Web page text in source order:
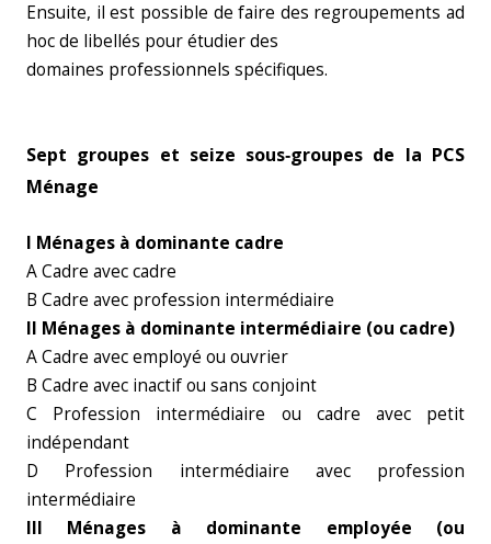
Ensuite, il est possible de faire des regroupements ad
hoc de libellés pour étudier des
domaines professionnels spécifiques.
Sept groupes et seize sous‑groupes de la PCS
Ménage
I Ménages à dominante cadre
A Cadre avec cadre
B Cadre avec profession intermédiaire
II Ménages à dominante intermédiaire (ou cadre)
A Cadre avec employé ou ouvrier
B Cadre avec inactif ou sans conjoint
C Profession intermédiaire ou cadre avec petit
indépendant
D Profession intermédiaire avec profession
intermédiaire
III Ménages à dominante employée (ou